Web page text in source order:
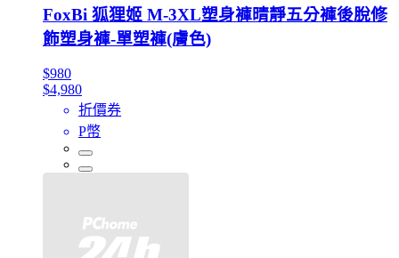
FoxBi 狐狸姬 M-3XL塑身褲晴靜五分褲後脫修
飾塑身褲-單塑褲(膚色)
$980
$4,980
折價券
P幣